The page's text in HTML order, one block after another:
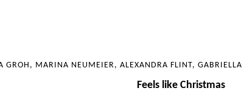
GROH, MARINA NEUMEIER, ALEXANDRA FLINT,
Feels like Christmas